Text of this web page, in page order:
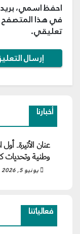
احفظ اسمي،
في هذا المتصفح
تعليقي.
أخبارنا
عنان الأتيرة..
وطنية وتحديات
يونيو 5, 2026
فعالياتنا